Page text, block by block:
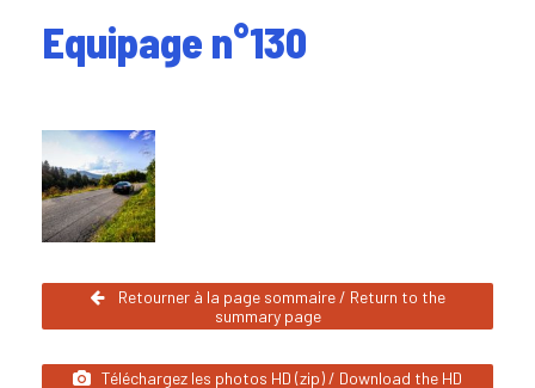
Equipage n°130
Retourner à la page sommaire / Return to the
summary page
Téléchargez les photos HD (zip) / Download the HD